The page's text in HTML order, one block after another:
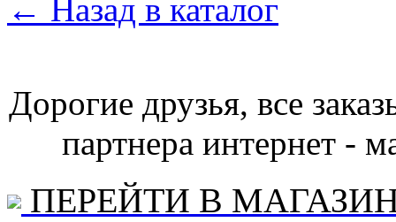
← Назад в каталог
Дорогие друзья, все
партнера интернет -
ПЕРЕЙТИ В